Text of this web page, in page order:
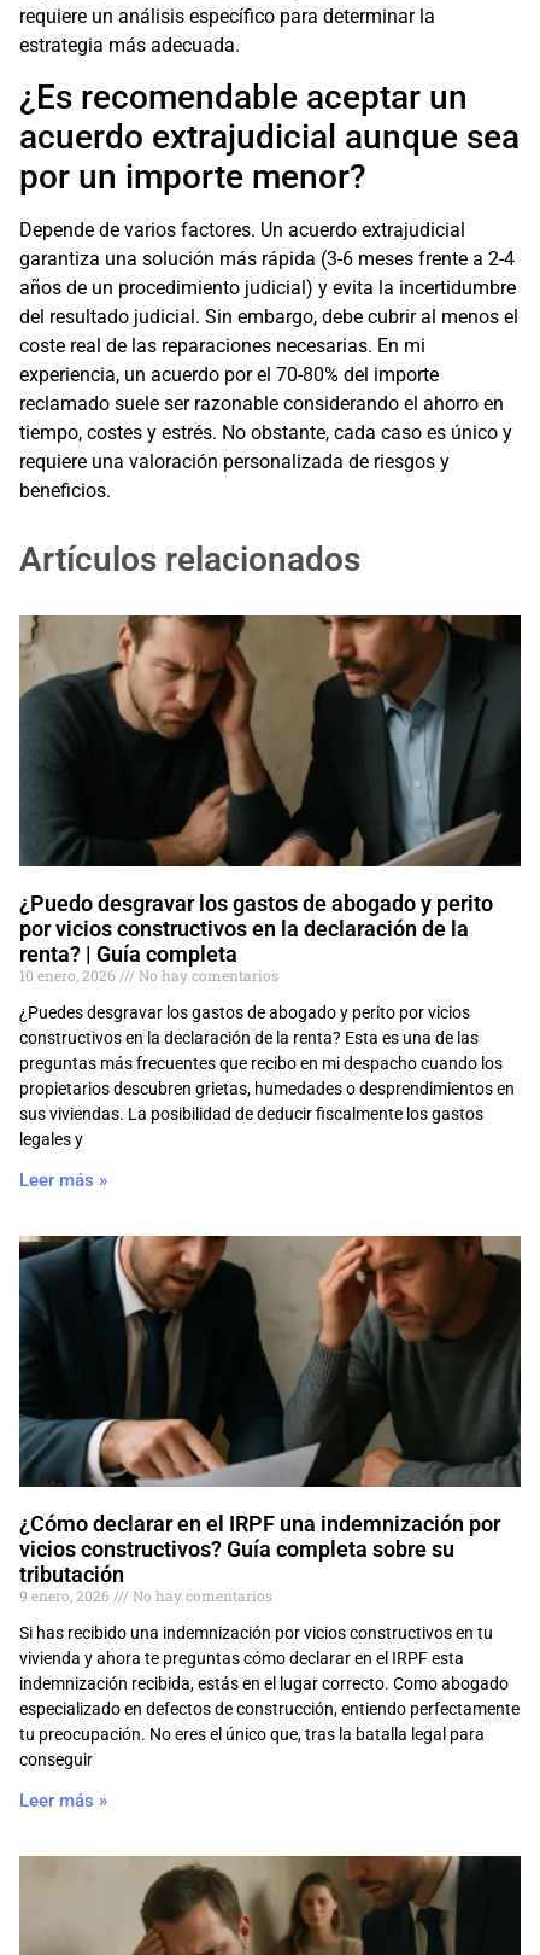
requiere un análisis específico para determinar la
estrategia más adecuada.
¿Es recomendable aceptar un
acuerdo extrajudicial aunque sea
por un importe menor?
Depende de varios factores. Un acuerdo extrajudicial
garantiza una solución más rápida (3-6 meses frente a 2-4
años de un procedimiento judicial) y evita la incertidumbre
del resultado judicial. Sin embargo, debe cubrir al menos el
coste real de las reparaciones necesarias. En mi
experiencia, un acuerdo por el 70-80% del importe
reclamado suele ser razonable considerando el ahorro en
tiempo, costes y estrés. No obstante, cada caso es único y
requiere una valoración personalizada de riesgos y
beneficios.
Artículos relacionados
¿Puedo desgravar los gastos de abogado y perito
por vicios constructivos en la declaración de la
renta? | Guía completa
10 enero, 2026
No hay comentarios
¿Puedes desgravar los gastos de abogado y perito por vicios
constructivos en la declaración de la renta? Esta es una de las
preguntas más frecuentes que recibo en mi despacho cuando los
propietarios descubren grietas, humedades o desprendimientos en
sus viviendas. La posibilidad de deducir fiscalmente los gastos
legales y
Leer más »
¿Cómo declarar en el IRPF una indemnización por
vicios constructivos? Guía completa sobre su
tributación
9 enero, 2026
No hay comentarios
Si has recibido una indemnización por vicios constructivos en tu
vivienda y ahora te preguntas cómo declarar en el IRPF esta
indemnización recibida, estás en el lugar correcto. Como abogado
especializado en defectos de construcción, entiendo perfectamente
tu preocupación. No eres el único que, tras la batalla legal para
conseguir
Leer más »